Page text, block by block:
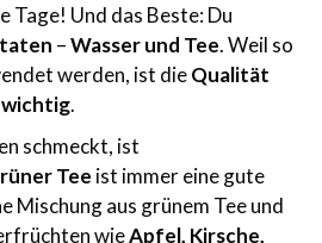
Tage! Und das Beste: Du
–Wasser und Tee. Weil so
werden, ist dieQualität
wichtig.
schmeckt, ist
Tee ist immer eine gute
Mischung aus grünem Tee und
wieApfel, Kirsche,